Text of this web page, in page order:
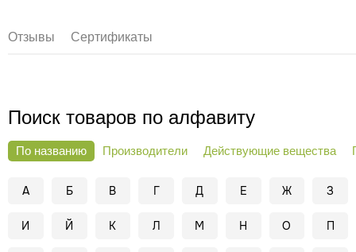
Отзывы Сертификаты
Поиск товаров по алфавиту
По названию Производители Действующие вещества
А Б В Г Д Е Ж З
И Й К Л М Н О П